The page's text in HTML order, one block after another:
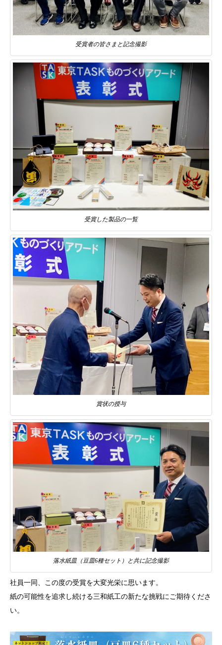
受賞者の皆さまと記念撮影
受賞した製品の一覧
賞状の授与
落水紙皿（豆皿6種セット）と共に記念撮影
社員一同、この度の受賞を大変光栄に思います。
紙の可能性を追求し続ける三和紙工の新たな挑戦にご期待くださ
い。